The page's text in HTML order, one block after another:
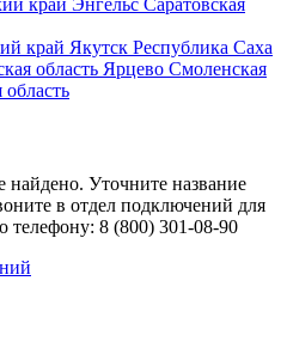
край Якутск Республика Саха
область Ярцево Смоленская
область
Уточните название
в отдел подключений для
телефону: 8 (800) 301-08-90